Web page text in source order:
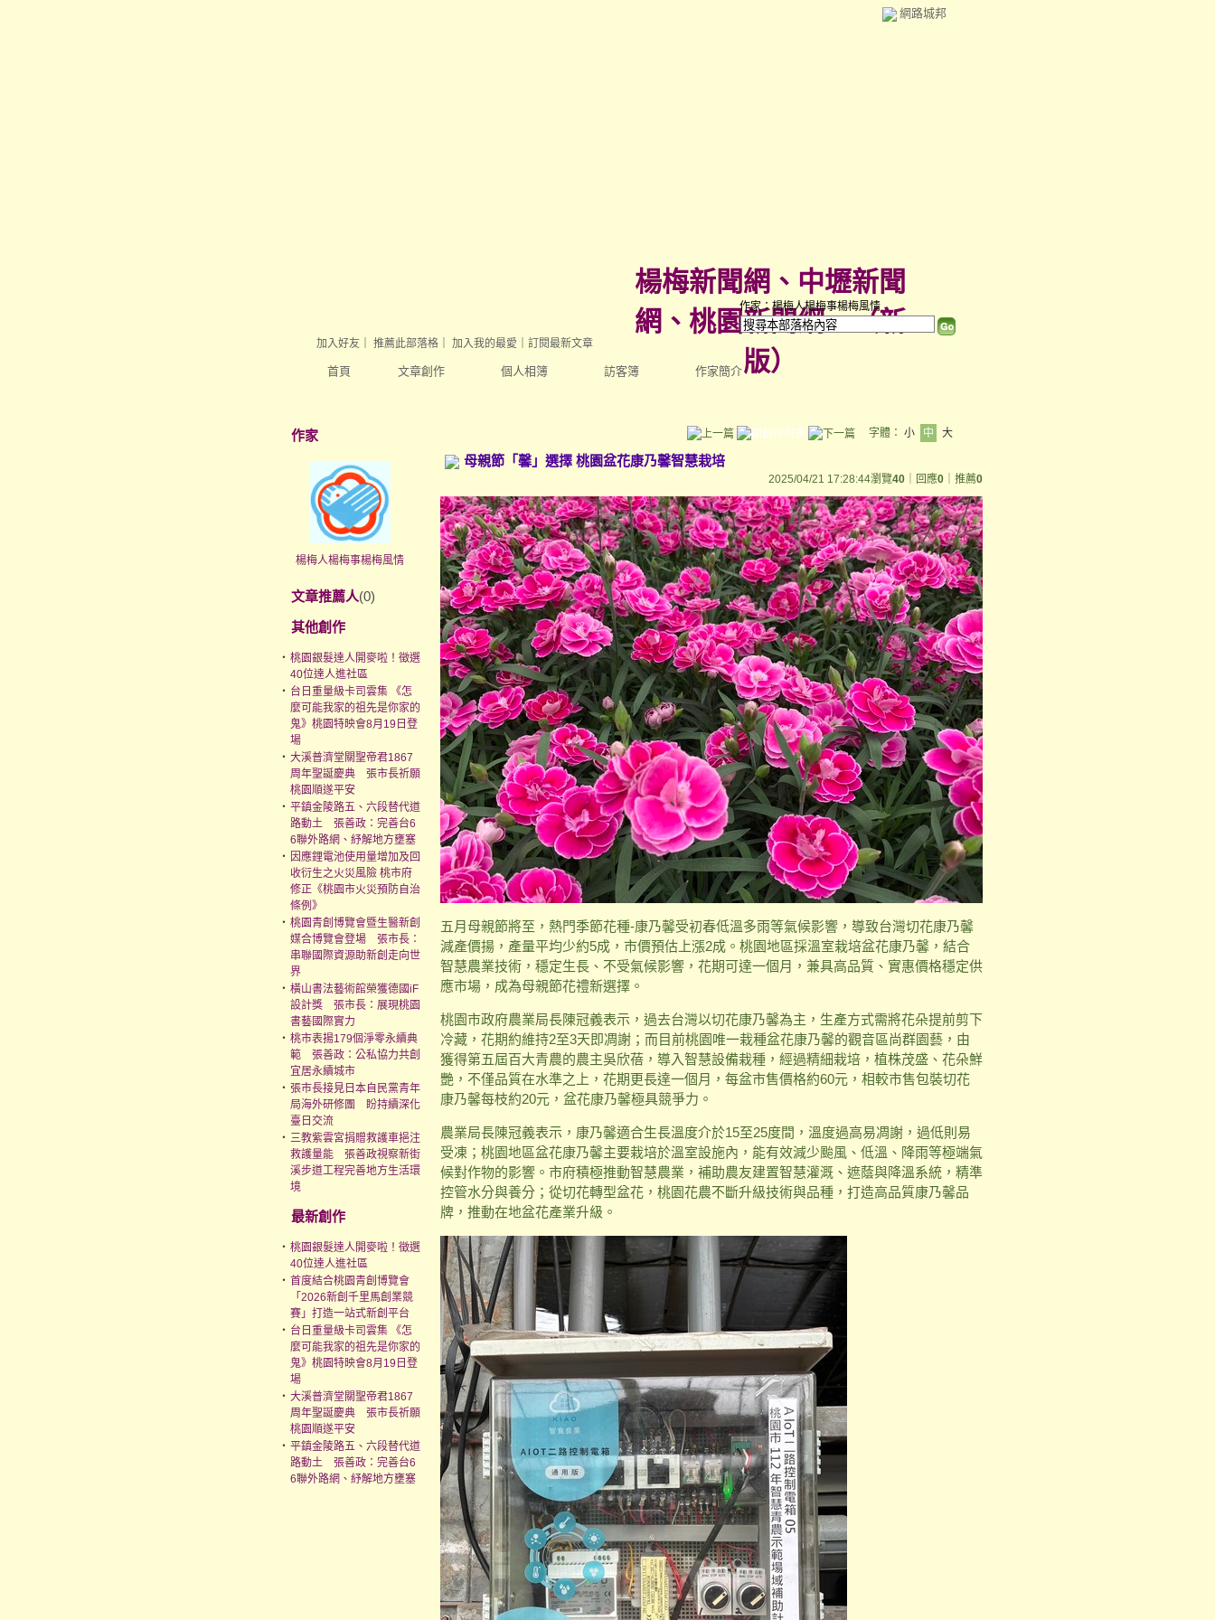
網路城邦
楊梅新聞網、中壢新聞
網、桃園新聞網（新
版）
首頁 文章創作 個人相簿 訪客簿 作家簡介
加入好友 推薦此部落格 加入我的最愛 訂閱最新文章
作家：楊梅人楊梅事楊梅風情
作家
楊梅人楊梅事楊梅風情
文章推薦人(0)
其他創作
‧ 桃園銀髮達人開麥啦！徵選
40位達人進社區
‧ 台日重量級卡司雲集 《怎
麼可能我家的祖先是你家的
鬼》桃園特映會8月19日登
場
‧ 大溪普濟堂關聖帝君1867
周年聖誕慶典 張市長祈願
桃園順遂平安
‧ 平鎮金陵路五、六段替代道
路動土 張善政：完善台6
6聯外路網、紓解地方壅塞
‧ 因應鋰電池使用量增加及回
收衍生之火災風險 桃市府
修正《桃園市火災預防自治
條例》
‧ 桃園青創博覽會暨生醫新創
媒合博覽會登場 張市長：
串聯國際資源助新創走向世
界
‧ 橫山書法藝術館榮獲德國iF
設計獎 張市長：展現桃園
書藝國際實力
‧ 桃市表揚179個淨零永續典
範 張善政：公私協力共創
宜居永續城市
‧ 張市長接見日本自民黨青年
局海外研修團 盼持續深化
臺日交流
‧ 三教紫雲宮捐贈救護車挹注
救護量能 張善政視察新街
溪步道工程完善地方生活環
境
最新創作
‧ 桃園銀髮達人開麥啦！徵選
40位達人進社區
‧ 首度結合桃園青創博覽會
「2026新創千里馬創業競
賽」打造一站式新創平台
‧ 台日重量級卡司雲集 《怎
麼可能我家的祖先是你家的
鬼》桃園特映會8月19日登
場
‧ 大溪普濟堂關聖帝君1867
周年聖誕慶典 張市長祈願
桃園順遂平安
‧ 平鎮金陵路五、六段替代道
路動土 張善政：完善台6
6聯外路網、紓解地方壅塞
字體： 小 中 大
母親節「馨」選擇 桃園盆花康乃馨智慧栽培
2025/04/21 17:28:44瀏覽40 ｜回應0 ｜推薦0
五月母親節將至，熱門季節花種-康乃馨受初春低溫多雨等氣候影響，導致台灣切花康乃馨
減產價揚，產量平均少約5成，市價預估上漲2成。桃園地區採溫室栽培盆花康乃馨，結合
智慧農業技術，穩定生長、不受氣候影響，花期可達一個月，兼具高品質、實惠價格穩定供
應市場，成為母親節花禮新選擇。
桃園市政府農業局長陳冠義表示，過去台灣以切花康乃馨為主，生產方式需將花朵提前剪下
冷藏，花期約維持2至3天即凋謝；而目前桃園唯一栽種盆花康乃馨的觀音區尚群園藝，由
獲得第五屆百大青農的農主吳欣蓓，導入智慧設備栽種，經過精細栽培，植株茂盛、花朵鮮
艷，不僅品質在水準之上，花期更長達一個月，每盆市售價格約60元，相較市售包裝切花
康乃馨每枝約20元，盆花康乃馨極具競爭力。
農業局長陳冠義表示，康乃馨適合生長溫度介於15至25度間，溫度過高易凋謝，過低則易
受凍；桃園地區盆花康乃馨主要栽培於溫室設施內，能有效減少颱風、低溫、降雨等極端氣
候對作物的影響。市府積極推動智慧農業，補助農友建置智慧灌溉、遮蔭與降溫系統，精準
控管水分與養分；從切花轉型盆花，桃園花農不斷升級技術與品種，打造高品質康乃馨品
牌，推動在地盆花產業升級。